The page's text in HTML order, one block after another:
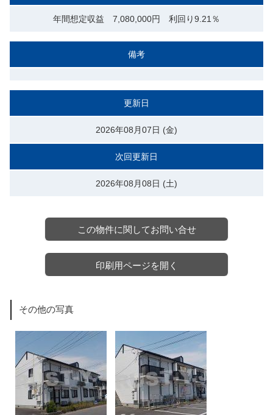
年間想定収益 7,080,000円 利回り9.21％
備考
更新日
2026年08月07日 (金)
次回更新日
2026年08月08日 (土)
この物件に関してお問い合せ
印刷用ページを開く
その他の写真